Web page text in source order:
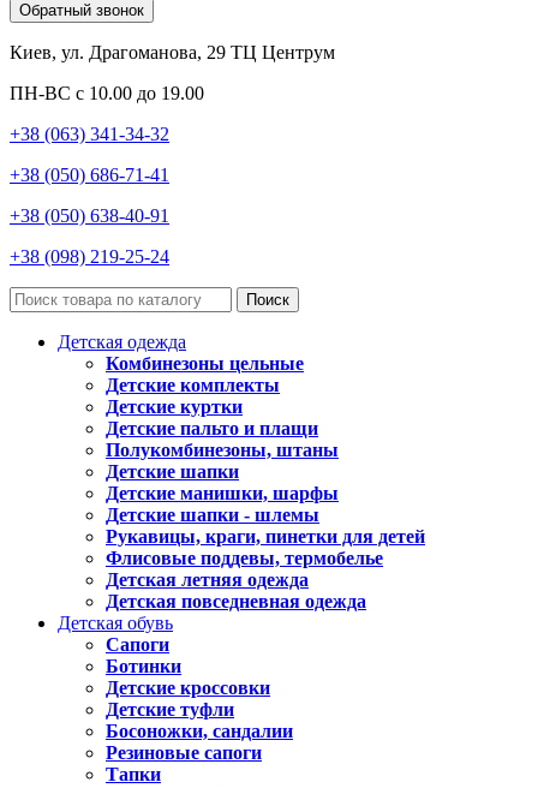
Обратный звонок
Киев, ул. Драгоманова, 29 ТЦ Центрум
ПН-ВС с 10.00 до 19.00
+38 (063) 341-34-32
+38 (050) 686-71-41
+38 (050) 638-40-91
+38 (098) 219-25-24
Поиск
Детская одежда
Комбинезоны цельные
Детские комплекты
Детские куртки
Детские пальто и плащи
Полукомбинезоны, штаны
Детские шапки
Детские манишки, шарфы
Детские шапки - шлемы
Рукавицы, краги, пинетки для детей
Флисовые поддевы, термобелье
Детская летняя одежда
Детская повседневная одежда
Детская обувь
Сапоги
Ботинки
Детские кроссовки
Детские туфли
Босоножки, сандалии
Резиновые сапоги
Тапки